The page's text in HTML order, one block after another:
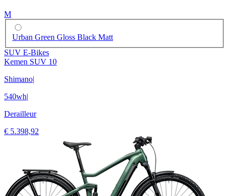
M
Urban Green Gloss Black Matt
SUV E-Bikes
Kemen SUV 10
Shimano|
540wh|
Derailleur
€ 5.398,92